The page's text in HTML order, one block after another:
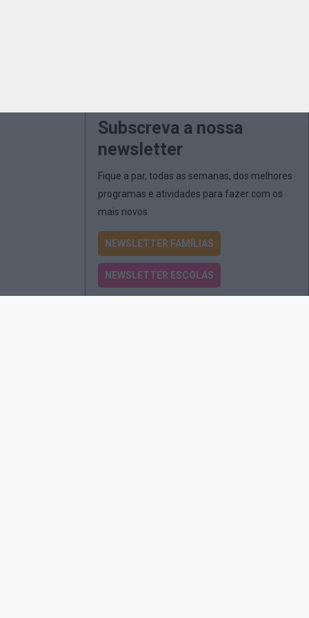
Subscreva a nossa
newsletter
Fique a par, todas as semanas, dos melhores
programas e atividades para fazer com os
mais novos
NEWSLETTER FAMÍLIAS
NEWSLETTER ESCOLAS